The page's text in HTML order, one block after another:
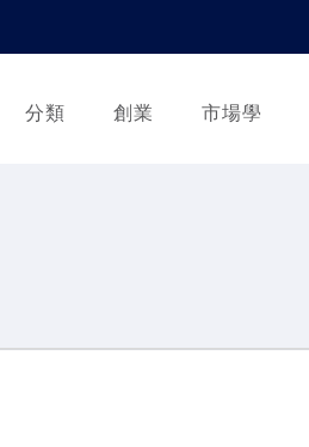
分類 創業 市場學